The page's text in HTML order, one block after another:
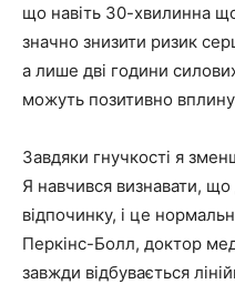
що навіть 30-хвилинна
значно знизити ризик
а лише дві години
можуть позитивно
Завдяки гнучкості я
Я навчився визнавати, що
відпочинку, і це
Перкінс-Болл, доктор
завжди відбувається